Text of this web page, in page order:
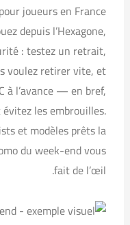
joueurs en France
depuis l’Hexagone,
: testez un retrait,
voulez retirer vite, et
à l’avance — en bref,
les embrouilles.
et modèles prêts la
du week-end vous
fait de l’œil.